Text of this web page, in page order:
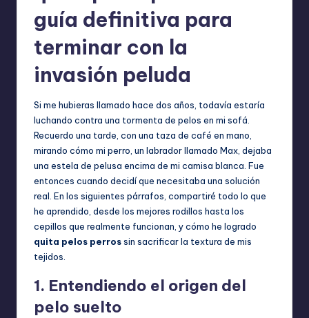
guía definitiva para
terminar con la
invasión peluda
Si me hubieras llamado hace dos años, todavía estaría
luchando contra una tormenta de pelos en mi sofá.
Recuerdo una tarde, con una taza de café en mano,
mirando cómo mi perro, un labrador llamado Max, dejaba
una estela de pelusa encima de mi camisa blanca. Fue
entonces cuando decidí que necesitaba una solución
real. En los siguientes párrafos, compartiré todo lo que
he aprendido, desde los mejores rodillos hasta los
cepillos que realmente funcionan, y cómo he logrado
quita pelos perrossin sacrificar la textura de mis
tejidos.
1. Entendiendo el origen del
pelo suelto